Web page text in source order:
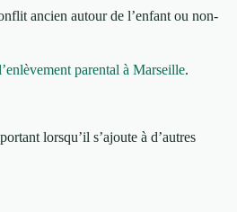
ancien autour de l’enfant ou non-
parental à Marseille.
lorsqu’il s’ajoute à d’autres